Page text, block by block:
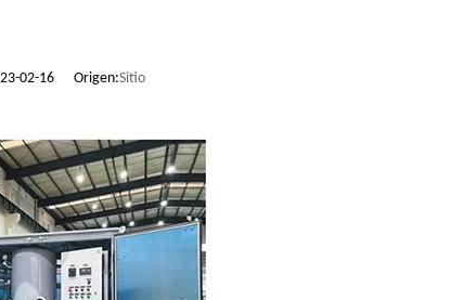
02-16 Origen:Sitio